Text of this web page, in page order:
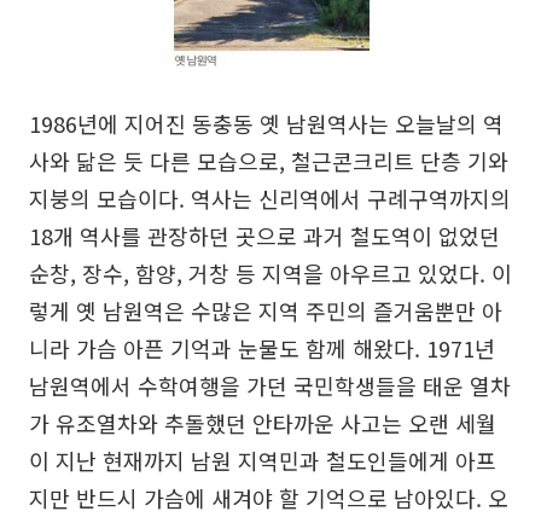
1986년에 지어진 동충동 옛 남원역사는 오늘날의 역
사와 닮은 듯 다른 모습으로, 철근콘크리트 단층 기와
지붕의 모습이다. 역사는 신리역에서 구례구역까지의
18개 역사를 관장하던 곳으로 과거 철도역이 없었던
순창, 장수, 함양, 거창 등 지역을 아우르고 있었다. 이
렇게 옛 남원역은 수많은 지역 주민의 즐거움뿐만 아
니라 가슴 아픈 기억과 눈물도 함께 해왔다. 1971년
남원역에서 수학여행을 가던 국민학생들을 태운 열차
가 유조열차와 추돌했던 안타까운 사고는 오랜 세월
이 지난 현재까지 남원 지역민과 철도인들에게 아프
지만 반드시 가슴에 새겨야 할 기억으로 남아있다. 오